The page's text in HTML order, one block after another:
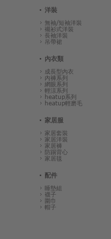
洋裝
無袖/短袖洋裝
襯衫式洋裝
長袖洋裝
吊帶裙
內衣類
成長型內衣
內褲系列
網眼系列
輕涼系列
heatup系列
heatup輕磨毛
家居服
家居套裝
家居洋裝
家居褲
防踢背心
家居毯
配件
睡墊組
襪子
圍巾
帽子